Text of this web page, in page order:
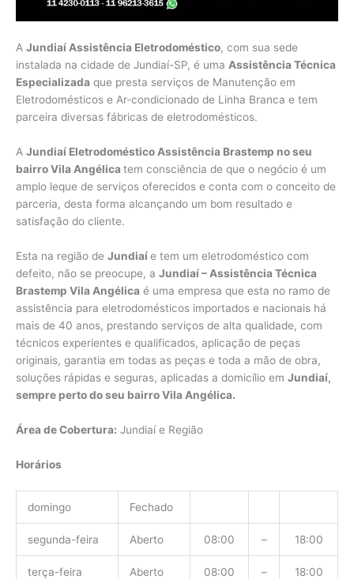
A Jundiaí Assistência Eletrodoméstico, com sua sede
instalada na cidade de Jundiaí-SP, é uma Assistência Técnica
Especializada que presta serviços de Manutenção em
Eletrodomésticos e Ar-condicionado de Linha Branca e tem
parceira diversas fábricas de eletrodomésticos.
A Jundiaí Eletrodoméstico Assistência Brastemp no seu
bairro Vila Angélica tem consciência de que o negócio é um
amplo leque de serviços oferecidos e conta com o conceito de
parceria, desta forma alcançando um bom resultado e
satisfação do cliente.
Esta na região de Jundiaíe tem um eletrodoméstico com
defeito, não se preocupe, a Jundiaí – Assistência Técnica
Brastemp Vila Angélica é uma empresa que esta no ramo de
assistência para eletrodomésticos importados e nacionais há
mais de 40 anos, prestando serviços de alta qualidade, com
técnicos experientes e qualificados, aplicação de peças
originais, garantia em todas as peças e toda a mão de obra,
soluções rápidas e seguras, aplicadas a domicílio em Jundiaí,
sempre perto do seu bairro Vila Angélica.
Área de Cobertura: Jundiaí e Região
Horários
domingo Fechado
segunda-feira Aberto 08:00 – 18:00
terça-feira Aberto 08:00 – 18:00